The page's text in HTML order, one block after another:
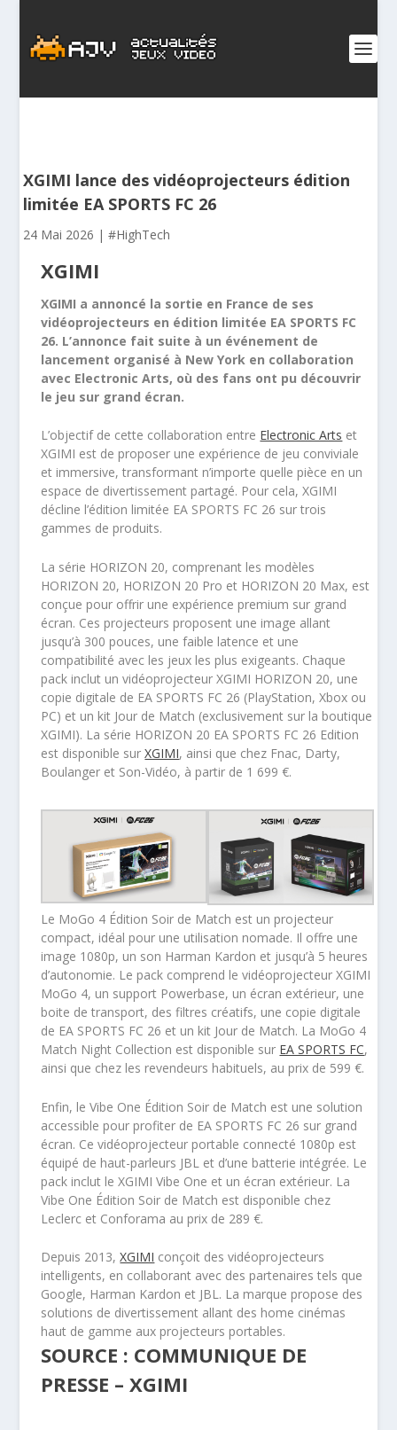
XGIMI lance des vidéoprojecteurs édition
limitée EA SPORTS FC 26
24 Mai 2026 |#HighTech
XGIMI
XGIMI a annoncé la sortie en France de ses
vidéoprojecteurs en édition limitée EA SPORTS FC
26. L’annonce fait suite à un événement de
lancement organisé à New York en collaboration
avec Electronic Arts, où des fans ont pu découvrir
le jeu sur grand écran.
L’objectif de cette collaboration entre Electronic Arts et
XGIMI est de proposer une expérience de jeu conviviale
et immersive, transformant n’importe quelle pièce en un
espace de divertissement partagé. Pour cela, XGIMI
décline l’édition limitée EA SPORTS FC 26 sur trois
gammes de produits.
La série HORIZON 20, comprenant les modèles
HORIZON 20, HORIZON 20 Pro et HORIZON 20 Max, est
conçue pour offrir une expérience premium sur grand
écran. Ces projecteurs proposent une image allant
jusqu’à 300 pouces, une faible latence et une
compatibilité avec les jeux les plus exigeants. Chaque
pack inclut un vidéoprojecteur XGIMI HORIZON 20, une
copie digitale de EA SPORTS FC 26 (PlayStation, Xbox ou
PC) et un kit Jour de Match (exclusivement sur la boutique
XGIMI). La série HORIZON 20 EA SPORTS FC 26 Edition
est disponible surXGIMI, ainsi que chez Fnac, Darty,
Boulanger et Son-Vidéo, à partir de 1 699 €.
Le MoGo 4 Édition Soir de Match est un projecteur
compact, idéal pour une utilisation nomade. Il offre une
image 1080p, un son Harman Kardon et jusqu’à 5 heures
d’autonomie. Le pack comprend le vidéoprojecteur XGIMI
MoGo 4, un support Powerbase, un écran extérieur, une
boite de transport, des filtres créatifs, une copie digitale
de EA SPORTS FC 26 et un kit Jour de Match. La MoGo 4
Match Night Collection est disponible sur EA SPORTS FC,
ainsi que chez les revendeurs habituels, au prix de 599 €.
Enfin, le Vibe One Édition Soir de Match est une solution
accessible pour profiter de EA SPORTS FC 26 sur grand
écran. Ce vidéoprojecteur portable connecté 1080p est
équipé de haut-parleurs JBL et d’une batterie intégrée. Le
pack inclut le XGIMI Vibe One et un écran extérieur. La
Vibe One Édition Soir de Match est disponible chez
Leclerc et Conforama au prix de 289 €.
Depuis 2013,XGIMI conçoit des vidéoprojecteurs
intelligents, en collaborant avec des partenaires tels que
Google, Harman Kardon et JBL. La marque propose des
solutions de divertissement allant des home cinémas
haut de gamme aux projecteurs portables.
SOURCE : COMMUNIQUE DE
PRESSE – XGIMI